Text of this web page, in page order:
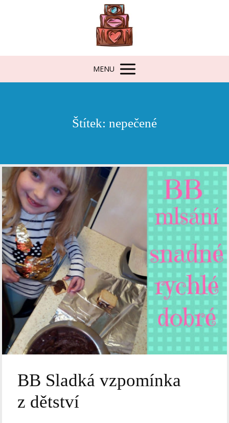
MENU
Štítek: nepečené
BB Sladká vzpomínka
z dětství